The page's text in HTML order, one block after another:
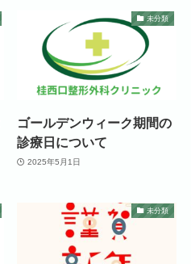
未分類
ゴールデンウィーク期間の
診療日について
2025年5月1日
未分類